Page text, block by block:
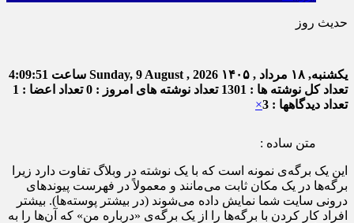
حدیث روز
یکشنبه, ۱۸ مرداد , ۱۴۰۵ Sunday, 9 August , 2026 ساعت 4:09:51
تعداد کل نوشته ها : 1301
تعداد نوشته های امروز : 0
تعداد اعضا : 1
تعداد دیدگاهها : 3
×
متن ساده :
این یک برگه‌ی نمونه است که با یک نوشته در وبلاگ تفاوت دارد زیرا
برگه‌ها در یک مکان ثابت می‌مانند و معمولاً در فهرست پیوندهای
درونی سایت شما نمایش داده می‌شوند (در بیشتر پوسته‌ها). بیشتر
افراد کار کردن با برگه‌ها را از یک برگه‌ی «درباره من» که آن‌ها را به